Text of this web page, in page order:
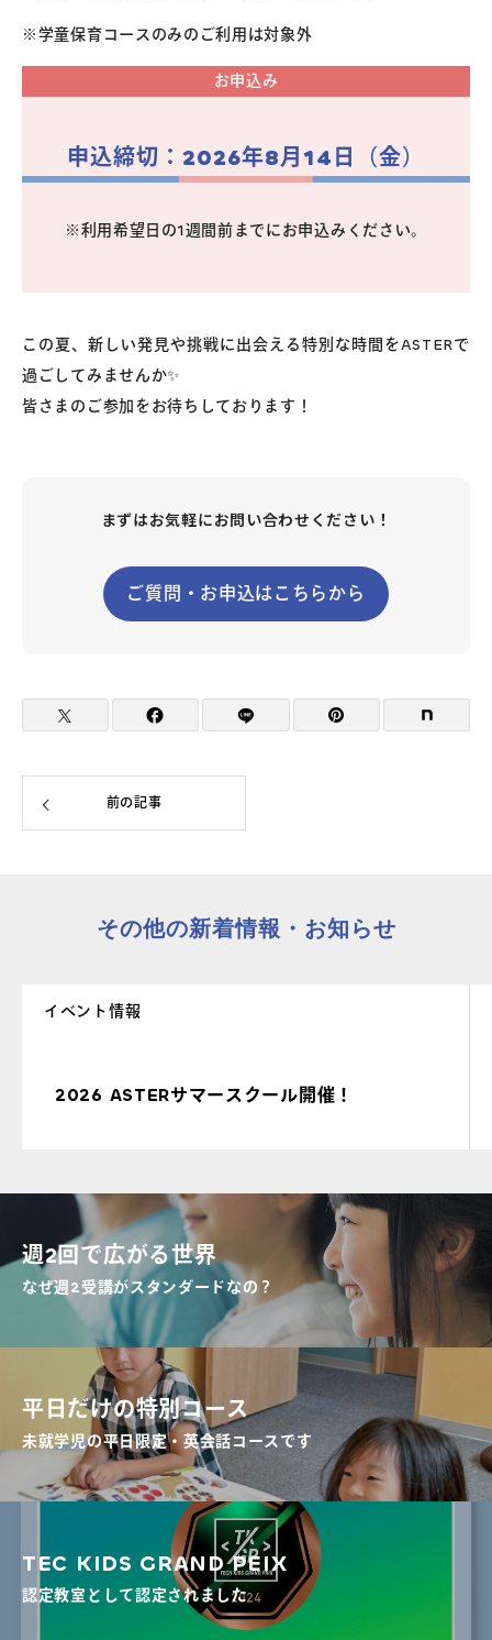
※学童保育コースのみのご利用は対象外
お申込み
申込締切： 2026年8月14日（金）
※利用希望日の1週間前までにお申込みください。
この夏、新しい発見や挑戦に出会える特別な時間をASTERで
過ごしてみませんか✨
皆さまのご参加をお待ちしております！
まずはお気軽にお問い合わせください！
ご質問・お申込はこちらから
前の記事
その他の新着情報・お知らせ
イベント情報
2026 ASTERサマースクール開催！
週2回で広がる世界
なぜ週2受講がスタンダードなの？
平日だけの特別コース
未就学児の平日限定・英会話コースです
TEC KIDS GRAND PEIX
認定教室として認定されました